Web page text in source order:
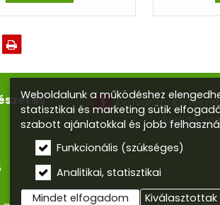
és
Kertvarázs
kerti tó,
Weboldalunk a működéshez
statisztikai és marketing sütik
szabott ajánlatokkal és jobb
Funkcionális (szükséges)
Analitikai, statisztikai
Mindet elfogadom